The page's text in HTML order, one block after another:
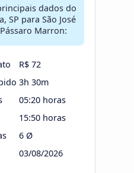
dados do
SP para São José
Marron:
R$ 72
3h 30m
05:20 horas
15:50 horas
6 Ø
03/08/2026